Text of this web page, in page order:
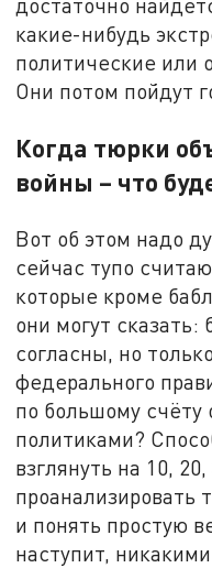
достаточно
какие-нибудь
политические или
Они потом пойдут
Когда тюрки
войны – что
Вот об этом надо
сейчас тупо
которые кроме
они могут
согласны, но
федерального
по большому счёту
политиками?
взглянуть на 10,
проанализировать
и понять простую
наступит,